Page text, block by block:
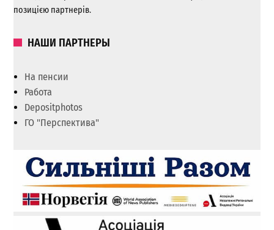
позицією партнерів.
НАШИ ПАРТНЕРЫ
На пенсии
Работа
Depositphotos
ГО "Перспектива"